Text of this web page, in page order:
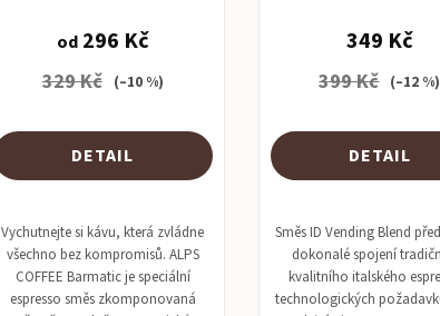
od296 Kč
329 Kč (–10 %)
DETAIL
Vychutnejte si kávu, která zvládne
všechno bez kompromisů. ALPS
COFFEE Barmatic je speciální
espresso směs zkomponovaná
349 Kč
399 Kč (–12 %)
DETAIL
Směs ID Vending Blend
dokonalé spojení
kvalitního italského
technologických